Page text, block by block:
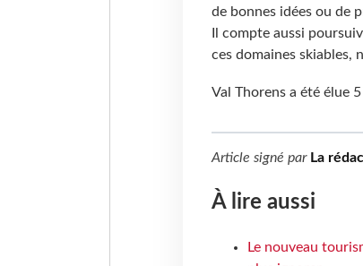
de bonnes idées ou de
Il compte aussi
ces domaines skiables,
Val Thorens a été élue
Article signé par La
À lire aussi
Le nouveau